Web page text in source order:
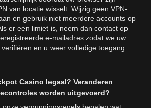
van locatie wisselt. Wijzig geen VPN-
en gebruik niet meerdere accounts op
er een limiet is, neem dan contact op
e-mailadres zodat we uw
en u weer volledige toegang
Casino legaal? Veranderen
worden uitgevoerd?